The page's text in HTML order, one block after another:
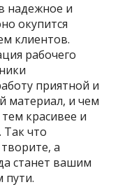
надежное и
окупится
клиентов.
рабочего
приятной и
материал, и чем
красивее и
Так что
а
станет вашим